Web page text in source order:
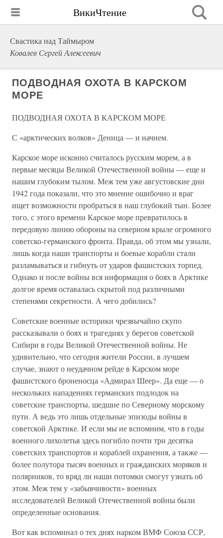
ВикиЧтение
Свастика над Таймыром
Ковалев Сергей Алексеевич
ПОДВОДНАЯ ОХОТА В КАРСКОМ
МОРЕ
ПОДВОДНАЯ ОХОТА В КАРСКОМ МОРЕ
С «арктических волков» Деница — и начнем.
Карское море исконно считалось русским морем, а в
первые месяцы Великой Отечественной войны — еще и
нашим глубоким тылом. Меж тем уже августовские дни
1942 года показали, что это мнение ошибочно и враг
ищет возможности пробраться в наш глубокий тын. Более
того, с этого времени Карское море превратилось в
передовую линию обороны на северном крыле огромного
советско-германского фронта. Правда, об этом мы узнали,
лишь когда наши транспорты и боевые корабли стали
разламываться и гибнуть от ударов фашистских торпед.
Однако и после войны вся информация о боях в Арктике
долгое время оставалась скрытой под различными
степенями секретности. А чего добились?
Советские военные историки чрезвычайно скупо
рассказывали о боях и трагедиях у берегов советской
Сибири в годы Великой Отечественной войны. Не
удивительно, что сегодня жители России, в лучшем
случае, знают о неудачном рейде в Карском море
фашистского броненосца «Адмирал Шеер». Да еще — о
нескольких нападениях германских подлодок на
советские транспорты, шедшие по Северному морскому
пути. А ведь это лишь отдельные эпизоды войны в
советской Арктике. И если мы не вспомним, что в годы
военного лихолетья здесь погибло почти три десятка
советских транспортов и кораблей охранения, а также —
более полутора тысяч военных и гражданских моряков и
полярников, то вряд ли наши потомки смогут узнать об
этом. Меж тем у «забывчивости» военных
исследователей Великой Отечественной войны были
определенные основания.
Вот как вспоминал о тех днях нарком ВМФ Союза ССР,